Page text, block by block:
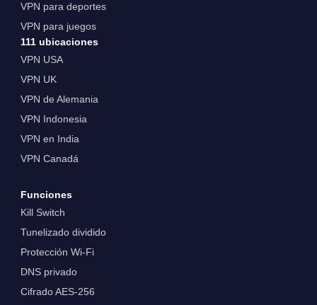
VPN para deportes
VPN para juegos
111 ubicaciones
VPN USA
VPN UK
VPN de Alemania
VPN Indonesia
VPN en India
VPN Canadá
Funciones
Kill Switch
Tunelizado dividido
Protección Wi-Fi
DNS privado
Cifrado AES-256